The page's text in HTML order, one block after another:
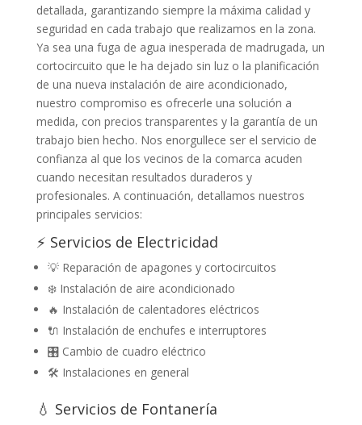
detallada, garantizando siempre la máxima calidad y
seguridad en cada trabajo que realizamos en la zona.
Ya sea una fuga de agua inesperada de madrugada, un
cortocircuito que le ha dejado sin luz o la planificación
de una nueva instalación de aire acondicionado,
nuestro compromiso es ofrecerle una solución a
medida, con precios transparentes y la garantía de un
trabajo bien hecho. Nos enorgullece ser el servicio de
confianza al que los vecinos de la comarca acuden
cuando necesitan resultados duraderos y
profesionales. A continuación, detallamos nuestros
principales servicios:
⚡ Servicios de Electricidad
💡 Reparación de apagones y cortocircuitos
❄️ Instalación de aire acondicionado
🔥 Instalación de calentadores eléctricos
🔌 Instalación de enchufes e interruptores
🎛️ Cambio de cuadro eléctrico
🛠️ Instalaciones en general
💧 Servicios de Fontanería